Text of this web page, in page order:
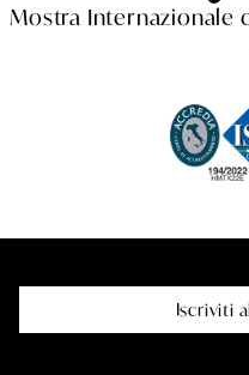
Mostra Internazionale
Iscriviti
Iscriviti